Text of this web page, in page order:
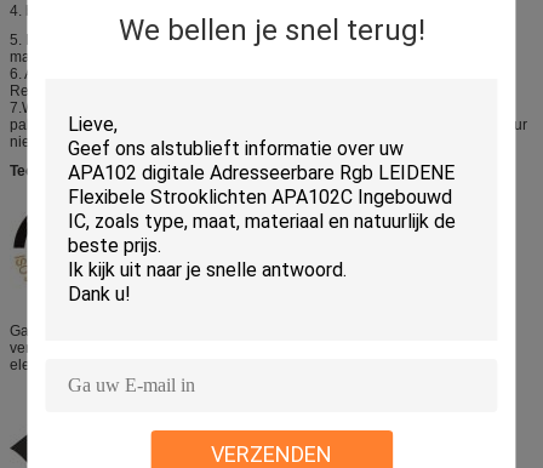
We bellen je snel terug!
VERZENDEN
4. bovengenoemde de toelagentolerantie ±10% van de lichtstromenmeting.
5. De zorg moet worden genomen dat dissipatie overschrijdt niet de absolute
maximumclassificatie van het product aandrijft.
6. Alle metingen werden gemaakt onder het gestandaardiseerde milieu van
Refond.
7.When LEDs in verrichting is de maximumstroom na het meten van de
pakkettemperatuur zou moeten worden beslist, zou de verbindingstemperatuur
niet maximumrate.led moeten overschrijden
Technische ondersteuning
Ga de internationale evaluerende ondernemingen en derdesgs sociale
verantwoordelijkheidscontrole, overeenkomstig de vereisten van de de
elektronische industriegedragscode van EICC over.